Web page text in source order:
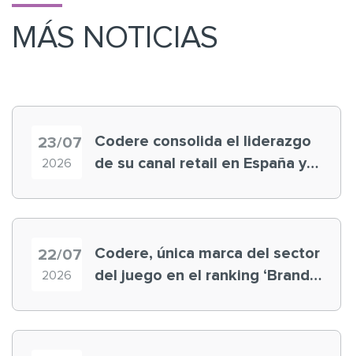
MÁS NOTICIAS
23/07
2026
Codere consolida el liderazgo
de su canal retail en España y
22/07
2026
Codere, única marca del sector
del juego en el ranking ‘Brand